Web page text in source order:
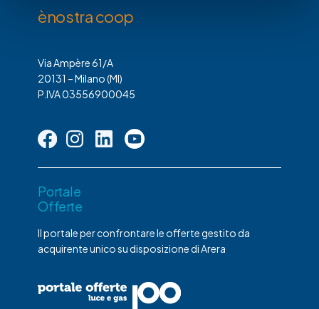
ènostra coop
Via Ampère 61/A
20131 – Milano (MI)
P.IVA 03556900045
Portale
Offerte
Il portale per confrontare le offerte gestito da
acquirente unico su disposizione di Arera